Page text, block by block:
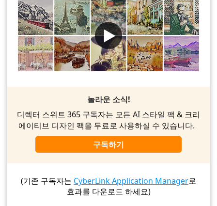
놀라운 소식!
디렉터 스위트 365 구독자는 모든 AI 스타일 팩 & 크리
에이티브 디자인 팩을 무료로 사용하실 수 있습니다.
구독하기
(기존 구독자는 CyberLink Application Manager로
효과를 다운로드 하세요)